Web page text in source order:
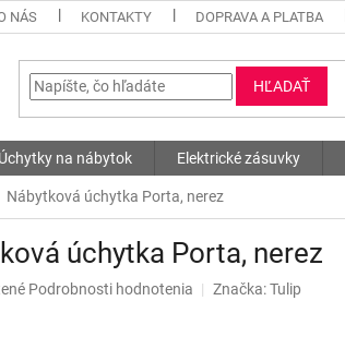
NÁS KONTAKTY DOPRAVA A PLATBA
HĽADAŤ
Úchytky na nábytok Elektrické zásuvky
Nábytková úchytka Porta, nerez
úchytka Porta, nerez
Podrobnosti hodnotenia Značka:Tulip